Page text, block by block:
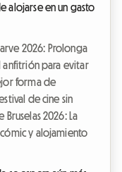
alojarse en un gasto
2026: Prolonga
anfitrión para evitar
forma de
de cine sin
Bruselas 2026: La
y alojamiento